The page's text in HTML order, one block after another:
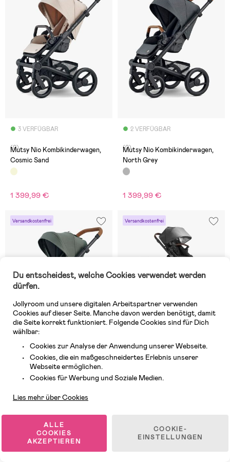
3 VERFÜGBAR
(0)
Mutsy Nio Kombikinderwagen,
Cosmic Sand
1 399,99 €
2 VERFÜGBAR
(0)
Mutsy Nio Kombikinderwagen,
North Grey
1 399,99 €
Versandkostenfrei
3 VERFÜGBAR
Sea Green
1 399,99 €
Versandkostenfrei
(0)
849,88 €
Du entscheidest, welche Cookies verwendet werden
dürfen.
Jollyroom und unsere digitalen Arbeitspartner verwenden
Cookies auf dieser Seite. Manche davon werden benötigt, damit
die Seite korrekt funktioniert. Folgende Cookies sind für Dich
wählbar:
Cookies zur Analyse der Anwendung unserer Webseite.
Cookies, die ein maßgeschneidertes Erlebnis unserer
Webseite ermöglichen.
Cookies für Werbung und Soziale Medien.
Lies mehr über Cookies
ALLE
COOKIES
AKZEPTIEREN
COOKIE-
EINSTELLUNGEN